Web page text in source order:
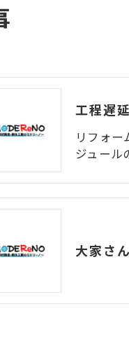
リフォー
ジュール